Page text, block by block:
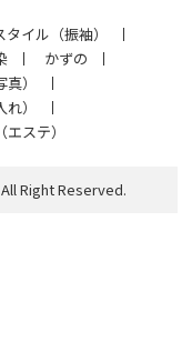
タイル（振袖）
かずの
）
）
ステ）
Right Reserved.